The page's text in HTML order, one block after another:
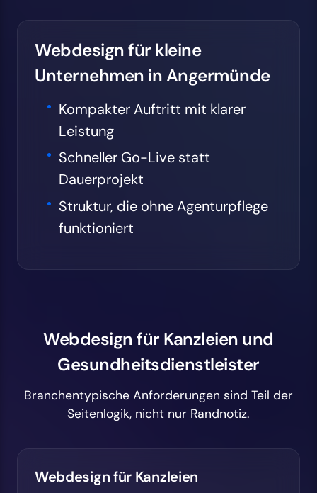
Webdesign für kleine
Unternehmen in Angermünde
Kompakter Auftritt mit klarer
Leistung
Schneller Go-Live statt
Dauerprojekt
Struktur, die ohne Agenturpflege
funktioniert
Webdesign für Kanzleien und
Gesundheitsdienstleister
Branchentypische Anforderungen sind Teil der
Seitenlogik, nicht nur Randnotiz.
Webdesign für Kanzleien